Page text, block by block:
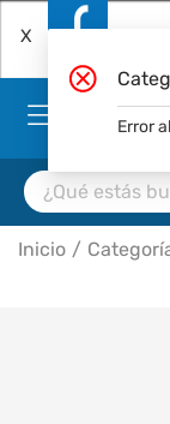
X
Inicio
Error